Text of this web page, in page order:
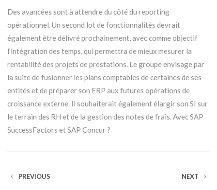
Des avancées sont à attendre du côté du reporting
opérationnel. Un second lot de fonctionnalités devrait
également être délivré prochainement, avec comme objectif
l’intégration des temps, qui permettra de mieux mesurer la
rentabilité des projets de prestations. Le groupe envisage par
la suite de fusionner les plans comptables de certaines de ses
entités et de préparer son ERP aux futures opérations de
croissance externe. Il souhaiterait également élargir son SI sur
le terrain des RH et de la gestion des notes de frais. Avec SAP
SuccessFactors et SAP Concur ?
PREVIOUS NEXT